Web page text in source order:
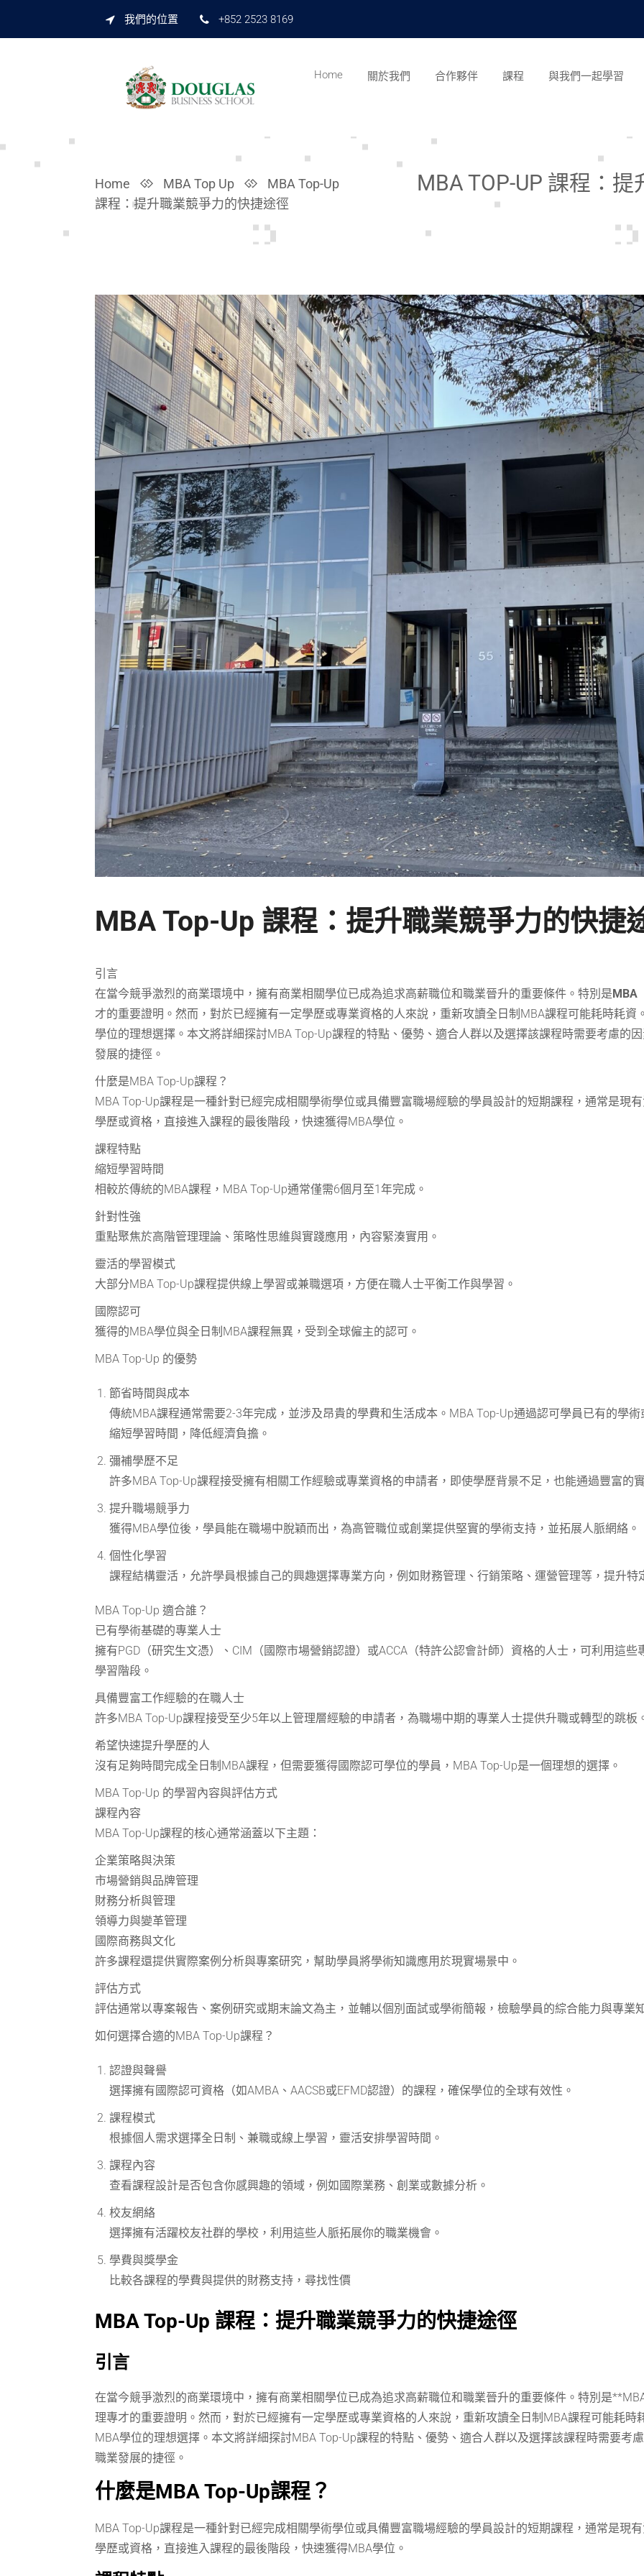
我們的位置 +852 2523 8169
Home 關於我們 合作夥伴 課程 與我們一起學習
MBA TOP-UP 課程：
Home MBA Top Up
MBA Top-Up
課程：提升職業競爭力的快捷途徑
MBA Top-Up 課程：提升職業競爭力的快捷
引言
在當今競爭激烈的商業環境中，擁有商業相關學位已成為追求高薪職位和職業晉升的重要條件。特別是MBA
才的重要證明。然而，對於已經擁有一定學歷或專業資格的人來說，重新攻讀全日制MBA課程可能耗時耗資
學位的理想選擇。本文將詳細探討MBA Top-Up課程的特點、優勢、適合人群以及選擇該課程時需要考慮的
發展的捷徑。
什麼是MBA Top-Up課程？
MBA Top-Up課程是一種針對已經完成相關學術學位或具備豐富職場經驗的學員設計的短期課程，通常是現
學歷或資格，直接進入課程的最後階段，快速獲得MBA學位。
課程特點
縮短學習時間
相較於傳統的MBA課程，MBA Top-Up通常僅需6個月至1年完成。
針對性強
重點聚焦於高階管理理論、策略性思維與實踐應用，內容緊湊實用。
靈活的學習模式
大部分MBA Top-Up課程提供線上學習或兼職選項，方便在職人士平衡工作與學習。
國際認可
獲得的MBA學位與全日制MBA課程無異，受到全球僱主的認可。
MBA Top-Up 的優勢
節省時間與成本
傳統MBA課程通常需要2-3年完成，並涉及昂貴的學費和生活成本。MBA Top-Up通過認可學員已有的學
縮短學習時間，降低經濟負擔。
彌補學歷不足
許多MBA Top-Up課程接受擁有相關工作經驗或專業資格的申請者，即使學歷背景不足，也能通過豐富的
提升職場競爭力
獲得MBA學位後，學員能在職場中脫穎而出，為高管職位或創業提供堅實的學術支持，並拓展人脈網絡。
個性化學習
課程結構靈活，允許學員根據自己的興趣選擇專業方向，例如財務管理、行銷策略、運營管理等，提升特
MBA Top-Up 適合誰？
已有學術基礎的專業人士
擁有PGD（研究生文憑）、CIM（國際市場營銷認證）或ACCA（特許公認會計師）資格的人士，可利用這
學習階段。
具備豐富工作經驗的在職人士
許多MBA Top-Up課程接受至少5年以上管理層經驗的申請者，為職場中期的專業人士提供升職或轉型的跳板
希望快速提升學歷的人
沒有足夠時間完成全日制MBA課程，但需要獲得國際認可學位的學員，MBA Top-Up是一個理想的選擇。
MBA Top-Up 的學習內容與評估方式
課程內容
MBA Top-Up課程的核心通常涵蓋以下主題：
企業策略與決策
市場營銷與品牌管理
財務分析與管理
領導力與變革管理
國際商務與文化
許多課程還提供實際案例分析與專案研究，幫助學員將學術知識應用於現實場景中。
評估方式
評估通常以專案報告、案例研究或期末論文為主，並輔以個別面試或學術簡報，檢驗學員的綜合能力與專業
如何選擇合適的MBA Top-Up課程？
認證與聲譽
選擇擁有國際認可資格（如AMBA、AACSB或EFMD認證）的課程，確保學位的全球有效性。
課程模式
根據個人需求選擇全日制、兼職或線上學習，靈活安排學習時間。
課程內容
查看課程設計是否包含你感興趣的領域，例如國際業務、創業或數據分析。
校友網絡
選擇擁有活躍校友社群的學校，利用這些人脈拓展你的職業機會。
學費與獎學金
比較各課程的學費與提供的財務支持，尋找性價
MBA Top-Up 課程：提升職業競爭力的快捷途徑
引言
在當今競爭激烈的商業環境中，擁有商業相關學位已成為追求高薪職位和職業晉升的重要條件。特別是
理專才的重要證明。然而，對於已經擁有一定學歷或專業資格的人來說，重新攻讀全日制MBA課程可能耗時
MBA學位的理想選擇。本文將詳細探討MBA Top-Up課程的特點、優勢、適合人群以及選擇該課程時需要考
職業發展的捷徑。
什麼是MBA Top-Up課程？
MBA Top-Up課程是一種針對已經完成相關學術學位或具備豐富職場經驗的學員設計的短期課程，通常是現
學歷或資格，直接進入課程的最後階段，快速獲得MBA學位。